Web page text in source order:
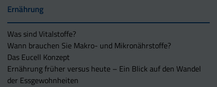
Ernährung
Was sind Vitalstoffe?
Wann brauchen Sie Makro- und Mikronährstoffe?
Das Eucell Konzept
Ernährung früher versus heute – Ein Blick auf den Wandel
der Essgewohnheiten